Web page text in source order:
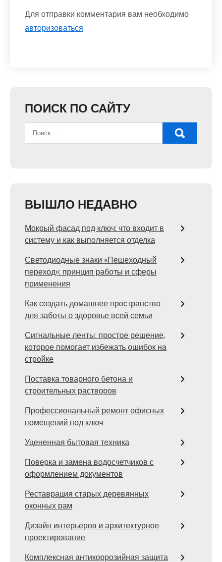
Для отправки комментария вам необходимо
авторизоваться.
ПОИСК ПО САЙТУ
ВЫШЛО НЕДАВНО
Мокрый фасад под ключ: что входит в
систему и как выполняется отделка
Светодиодные знаки «Пешеходный
переход»: принцип работы и сферы
применения
Как создать домашнее пространство
для заботы о здоровье всей семьи
Сигнальные ленты: простое решение,
которое помогает избежать ошибок на
стройке
Поставка товарного бетона и
строительных растворов
Профессиональный ремонт офисных
помещений под ключ
Уцененная бытовая техника
Поверка и замена водосчетчиков с
оформлением документов
Реставрация старых деревянных
оконных рам
Дизайн интерьеров и архитектурное
проектирование
Комплексная антикоррозийная защита